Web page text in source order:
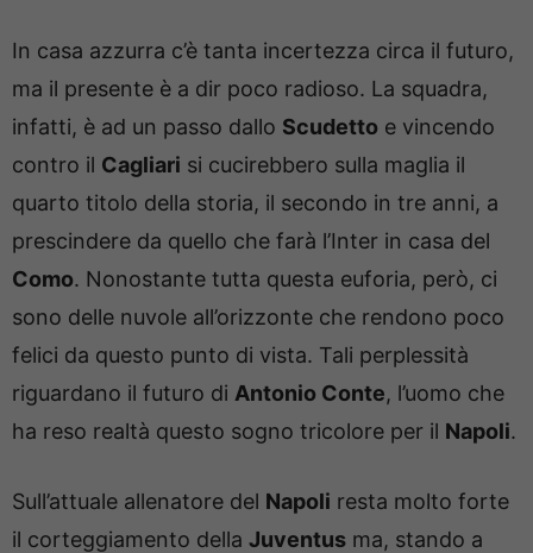
In casa azzurra c’è tanta incertezza circa il futuro,
ma il presente è a dir poco radioso. La squadra,
infatti, è ad un passo dallo Scudetto e vincendo
contro il Cagliari si cucirebbero sulla maglia il
quarto titolo della storia, il secondo in tre anni, a
prescindere da quello che farà l’Inter in casa del
Como. Nonostante tutta questa euforia, però, ci
sono delle nuvole all’orizzonte che rendono poco
felici da questo punto di vista. Tali perplessità
riguardano il futuro di Antonio Conte, l’uomo che
ha reso realtà questo sogno tricolore per il Napoli.
Sull’attuale allenatore del Napoli resta molto forte
il corteggiamento della Juventus ma, stando a